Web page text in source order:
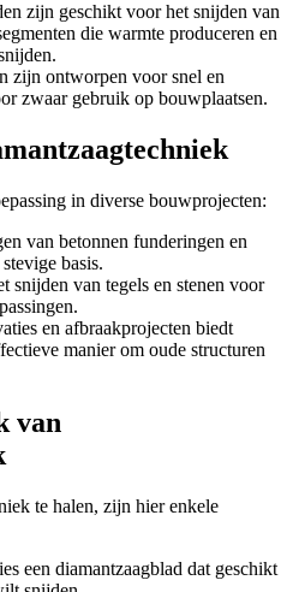
zijn geschikt voor het snijden van
die warmte produceren en
zijn ontworpen voor snel en
zwaar gebruik op bouwplaatsen.
in diverse bouwprojecten:
van betonnen funderingen en
basis.
snijden van tegels en stenen voor
en afbraakprojecten biedt
manier om oude structuren
van
te halen, zijn hier enkele
een diamantzaagblad dat geschikt